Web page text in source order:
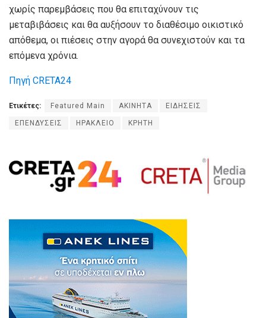
χωρίς παρεμβάσεις που θα επιταχύνουν τις
μεταβιβάσεις και θα αυξήσουν το διαθέσιμο οικιστικό
απόθεμα, οι πιέσεις στην αγορά θα συνεχιστούν και τα
επόμενα χρόνια.
Πηγή CRETA24
Ετικέτες: Featured Main ΑΚΙΝΗΤΑ ΕΙΔΗΣΕΙΣ
ΕΠΕΝΔΥΣΕΙΣ ΗΡΑΚΛΕΙΟ ΚΡΗΤΗ